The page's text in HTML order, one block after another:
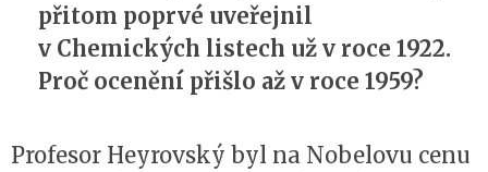
přitom poprvé uveřejnil
v Chemických listech už v roce 1922.
Proč ocenění přišlo až v roce 1959?
Profesor Heyrovský byl na Nobelovu cenu